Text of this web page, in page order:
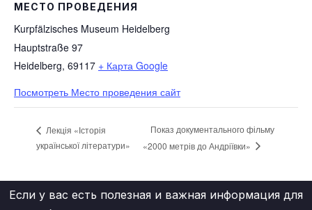
МЕСТО ПРОВЕДЕНИЯ
Kurpfälzisches Museum Heidelberg
Hauptstraße 97
Heidelberg, 69117 + Карта Google
Посмотреть Место проведения сайт
Лекція «Історія
української літератури»
Показ документального фільму
«2000 метрів до Андріївки»
Если у вас есть полезная и важная информация для